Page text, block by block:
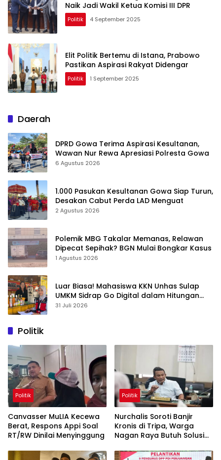
Naik Jadi Wakil Ketua Komisi III DPR
Politik 4 September 2025
Elit Politik Bertemu di Istana, Prabowo
Pastikan Aspirasi Rakyat Didengar
Politik 1 September 2025
Daerah
DPRD Gowa Terima Aspirasi Kesultanan,
Wawan Nur Rewa Apresiasi Polresta Gowa
6 Agustus 2026
1.000 Pasukan Kesultanan Gowa Siap Turun,
Desakan Cabut Perda LAD Menguat
2 Agustus 2026
Polemik MBG Takalar Memanas, Relawan
Dipecat Sepihak? BGN Mulai Bongkar Kasus
1 Agustus 2026
Luar Biasa! Mahasiswa KKN Unhas Sulap
UMKM Sidrap Go Digital dalam Hitungan
Hari
31 Juli 2026
Politik
Politik
Canvasser MuLIA Kecewa
Berat, Respons Appi Soal
RT/RW Dinilai Menyinggung
Politik
Nurchalis Soroti Banjir
Kronis di Tripa, Warga
Nagan Raya Butuh Solusi